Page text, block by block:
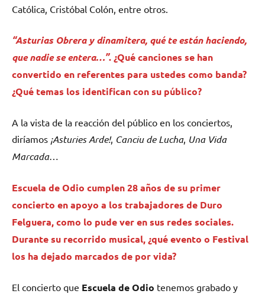
Católica, Cristóbal Colón, entre otros.
“Asturias Obrera y dinamitera, qué te están haciendo,
que nadie se entera…”. ¿Qué canciones se han
convertido en referentes para ustedes como banda?
¿Qué temas los identifican con su público?
A la vista de la reacción del público en los conciertos,
diríamos ¡Asturies Arde!, Canciu de Lucha, Una Vida
Marcada…
Escuela de Odio cumplen 28 años de su primer
concierto en apoyo a los trabajadores de Duro
Felguera, como lo pude ver en sus redes sociales.
Durante su recorrido musical, ¿qué evento o Festival
los ha dejado marcados de por vida?
El concierto que Escuela de Odio tenemos grabado y